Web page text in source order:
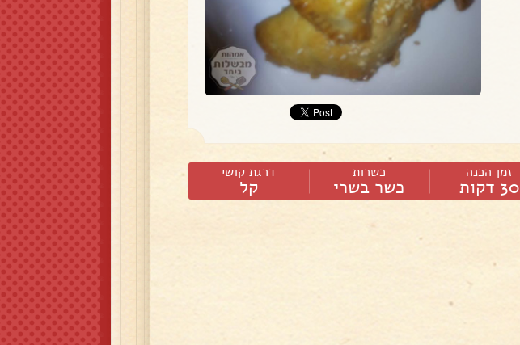
זמן הכנה
30 דקות
כשרות
כשר בשרי
דרגת קושי
קל